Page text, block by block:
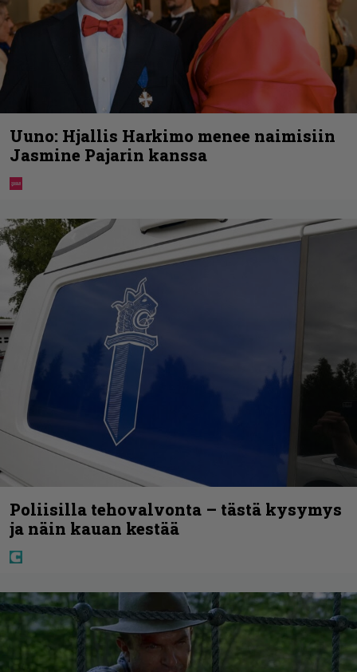
Uuno: Hjallis Harkimo menee naimisiin
Jasmine Pajarin kanssa
Poliisilla tehovalvonta – tästä kysymys
ja näin kauan kestää